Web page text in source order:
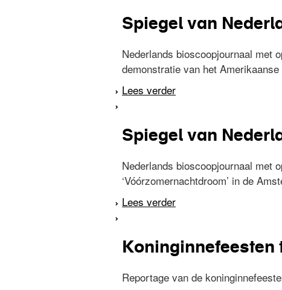
Spiegel van
Nederlands bioscoopjournaal met
demonstratie van het
Lees verder
Spiegel van
Nederlands bioscoopjournaal met
‘Vóórzomernachtdroom’ in de
Lees verder
Koninginnefeesten
Reportage van de